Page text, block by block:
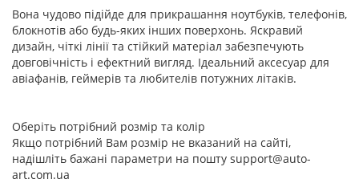
Вона чудово підійде для прикрашання ноутбуків, телефонів,
блокнотів або будь-яких інших поверхонь. Яскравий
дизайн, чіткі лінії та стійкий матеріал забезпечують
довговічність і ефектний вигляд. Ідеальний аксесуар для
авіафанів, геймерів та любителів потужних літаків.
Оберіть потрібний розмір та колір
Якщо потрібний Вам розмір не вказаний на сайті,
надішліть бажані параметри на пошту support@auto-
art.com.ua